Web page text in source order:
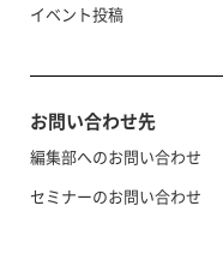
イベント投稿
お問い合わせ先
編集部へのお問い合わせ
セミナーのお問い合わせ